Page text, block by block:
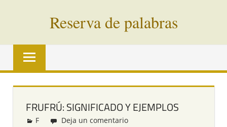
Reserva de palabras
Palabras
vías
todo
FRUFRÚ: SIGNIFICADO Y EJEMPLOS
Redacción
F Deja un comentario